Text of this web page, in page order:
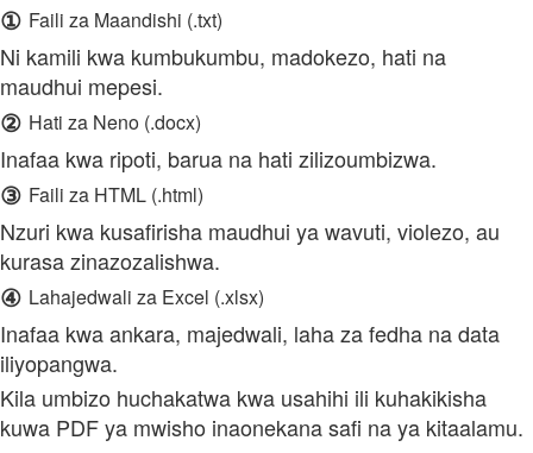
① Faili za Maandishi (.txt)
Ni kamili kwa kumbukumbu, madokezo, hati na
maudhui mepesi.
② Hati za Neno (.docx)
Inafaa kwa ripoti, barua na hati zilizoumbizwa.
③ Faili za HTML (.html)
Nzuri kwa kusafirisha maudhui ya wavuti, violezo, au
kurasa zinazozalishwa.
④ Lahajedwali za Excel (.xlsx)
Inafaa kwa ankara, majedwali, laha za fedha na data
iliyopangwa.
Kila umbizo huchakatwa kwa usahihi ili kuhakikisha
kuwa PDF ya mwisho inaonekana safi na ya kitaalamu.